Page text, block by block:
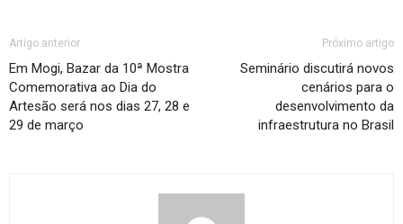
Artigo anterior
Em Mogi, Bazar da 10ª Mostra
Comemorativa ao Dia do
Artesão será nos dias 27, 28 e
29 de março
Próximo artigo
Seminário discutirá novos
cenários para o
desenvolvimento da
infraestrutura no Brasil